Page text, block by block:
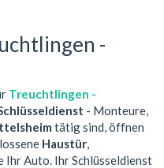
-
Treuchtlingen -
- Monteure,
tätig sind, öffnen
Haustür,
Ihr Auto. Ihr Schlüsseldienst